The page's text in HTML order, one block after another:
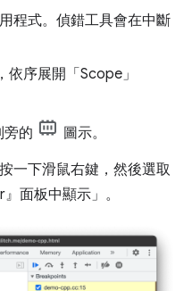
程式。偵錯工具會在中斷
依序展開「Scope」
旁的
圖示。
一下滑鼠右鍵，然後選取
面板中顯示」 。